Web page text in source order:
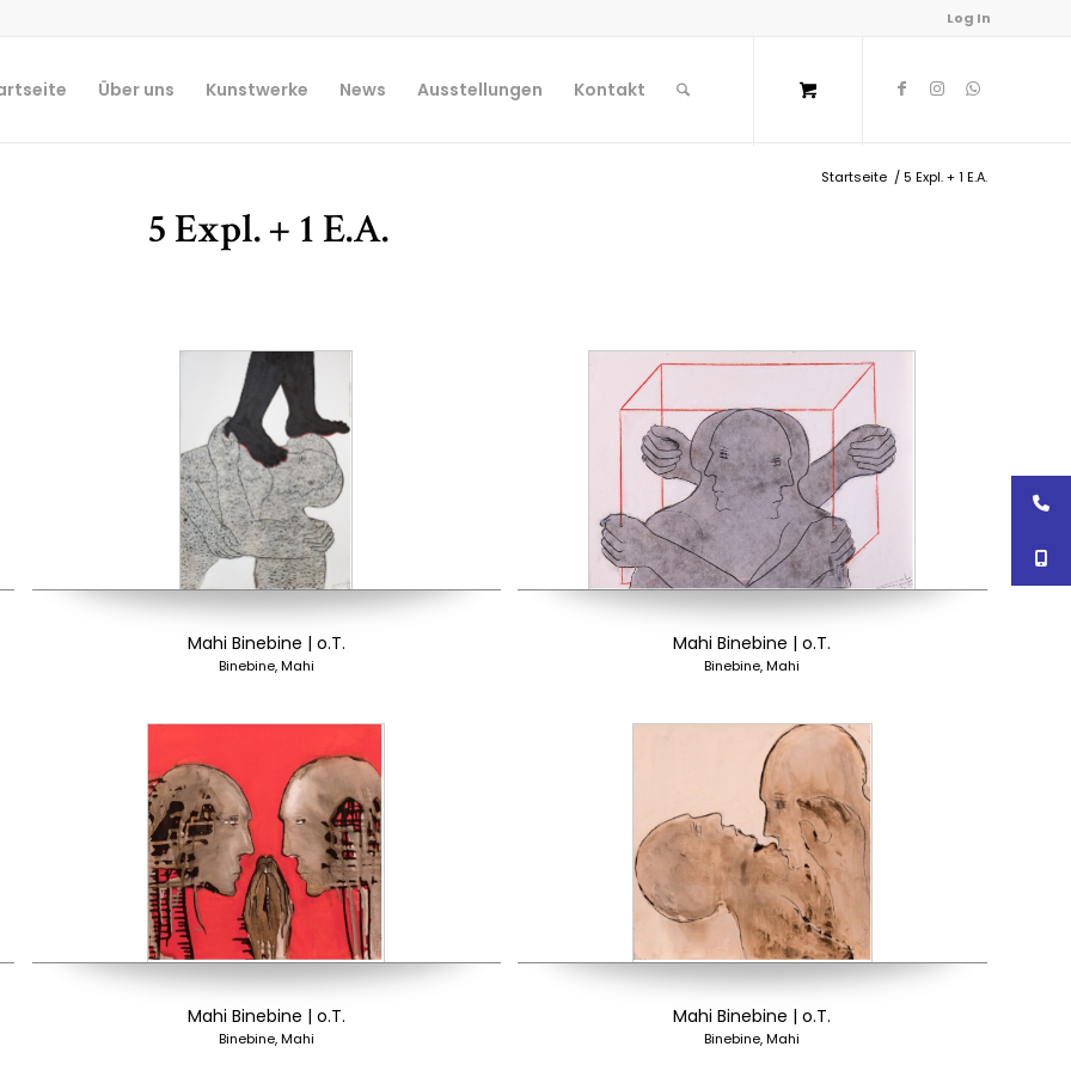
Log In
Über uns Kunstwerke News Ausstellungen Kontakt
Startseite /5 Expl. + 1 E.A.
5 Expl. + 1 E.A.
Mahi Binebine | o.T.
Binebine, Mahi
Mahi Binebine | o.T.
Binebine, Mahi
Mahi Binebine | o.T.
Binebine, Mahi
Mahi Binebine | o.T.
Binebine, Mahi